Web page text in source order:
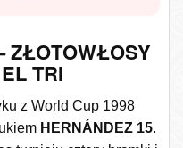
ZŁOTOWŁOSY
TRI
z World Cup 1998
HERNÁNDEZ 15.